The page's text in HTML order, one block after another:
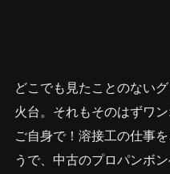
どこでも見たことのない
火台。それもそのはずワ
ご自身で！溶接工の仕事
うで、中古のプロパンボ